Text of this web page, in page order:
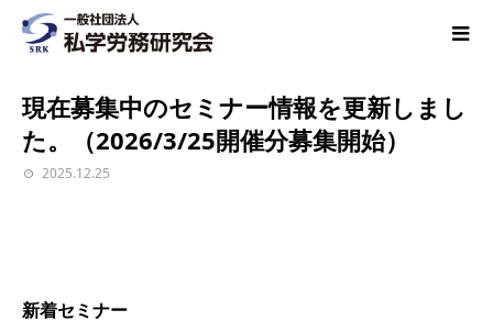
現在募集中のセミナー情報を更新しまし
た。（2026/3/25開催分募集開始）
2025.12.25
新着セミナー